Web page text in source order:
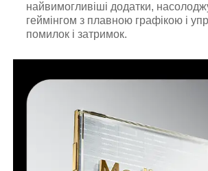
найвимогливіші додатки,
геймінгом з плавною графікою і
помилок і затримок.